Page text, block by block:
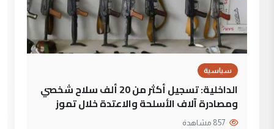
سياسية
الداخلية: تسجيل أكثر من 20 ألف سلاح شخصي
ومصادرة آلاف الأسلحة والاعتدة خلال تموز